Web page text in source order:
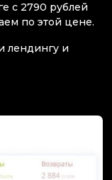
с 2790 рублей
по этой цене.
лендингу и